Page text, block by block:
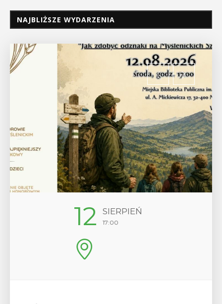
NAJBLIŻSZE WYDARZENIA
SIERPIEŃ